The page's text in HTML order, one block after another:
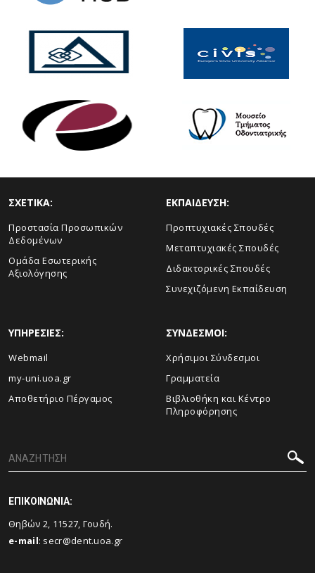
ΣΧΕΤΙΚΑ:
Προστασία Προσωπικών
Δεδομένων
Ομάδα Εσωτερικής
Αξιολόγησης
ΕΚΠΑΙΔΕΥΣΗ:
Προπτυχιακές Σπουδές
Μεταπτυχιακές Σπουδές
Διδακτορικές Σπουδές
Συνεχιζόμενη Εκπαίδευση
ΥΠΗΡΕΣΙΕΣ:
Webmail
my-uni.uoa.gr
Αποθετήριο Πέργαμος
ΣΥΝΔΕΣΜΟΙ:
Χρήσιμοι Σύνδεσμοι
Γραμματεία
Βιβλιοθήκη και Κέντρο
Πληροφόρησης
ΕΠΙΚΟΙΝΩΝΙΑ:
Θηβών 2, 11527, Γουδή.
e-mail: secr@dent.uoa.gr